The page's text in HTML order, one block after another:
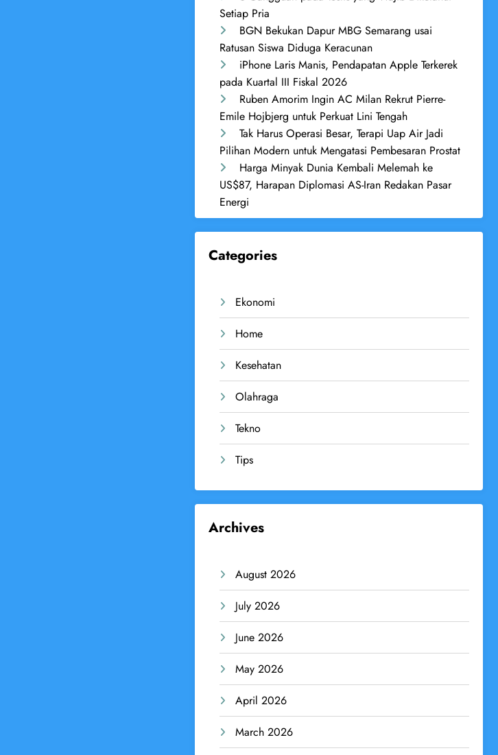
Setiap Pria
BGN Bekukan Dapur MBG Semarang usai
Ratusan Siswa Diduga Keracunan
iPhone Laris Manis, Pendapatan Apple Terkerek
pada Kuartal III Fiskal 2026
Ruben Amorim Ingin AC Milan Rekrut Pierre-
Emile Hojbjerg untuk Perkuat Lini Tengah
Tak Harus Operasi Besar, Terapi Uap Air Jadi
Pilihan Modern untuk Mengatasi Pembesaran Prostat
Harga Minyak Dunia Kembali Melemah ke
US$87, Harapan Diplomasi AS-Iran Redakan Pasar
Energi
Categories
Ekonomi
Home
Kesehatan
Olahraga
Tekno
Tips
Archives
August 2026
July 2026
June 2026
May 2026
April 2026
March 2026